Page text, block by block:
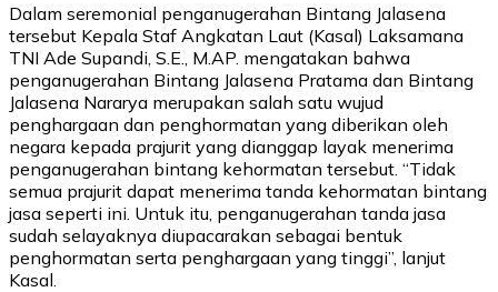
Dalam seremonial penganugerahan Bintang Jalasena
tersebut Kepala Staf Angkatan Laut (Kasal) Laksamana
TNI Ade Supandi, S.E., M.AP. mengatakan bahwa
penganugerahan Bintang Jalasena Pratama dan Bintang
Jalasena Nararya merupakan salah satu wujud
penghargaan dan penghormatan yang diberikan oleh
negara kepada prajurit yang dianggap layak menerima
penganugerahan bintang kehormatan tersebut. “Tidak
semua prajurit dapat menerima tanda kehormatan bintang
jasa seperti ini. Untuk itu, penganugerahan tanda jasa
sudah selayaknya diupacarakan sebagai bentuk
penghormatan serta penghargaan yang tinggi”, lanjut
Kasal.